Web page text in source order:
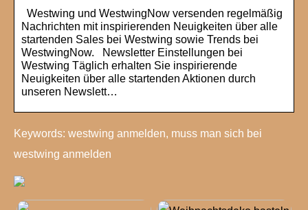
Westwing und WestwingNow versenden regelmäßig
Nachrichten mit inspirierenden Neuigkeiten über alle
startenden Sales bei Westwing sowie Trends bei
WestwingNow. Newsletter Einstellungen bei
Westwing Täglich erhalten Sie inspirierende
Neuigkeiten über alle startenden Aktionen durch
unseren Newslett…
Keywords: westwing anmelden, muss man sich bei
westwing anmelden